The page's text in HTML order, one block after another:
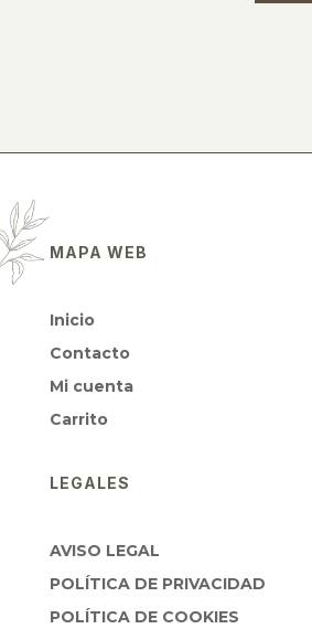
MAPA WEB
Inicio
Contacto
Mi cuenta
Carrito
LEGALES
AVISO LEGAL
POLÍTICA DE PRIVACIDAD
POLÍTICA DE COOKIES